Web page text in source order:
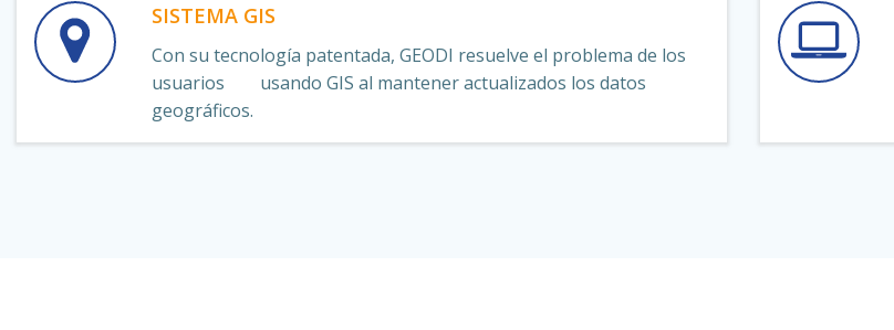
SISTEMA GIS
Con su tecnología patentada, GEODI resuelve el problema de los
usuarios usando GIS al mantener actualizados los datos
geográficos.